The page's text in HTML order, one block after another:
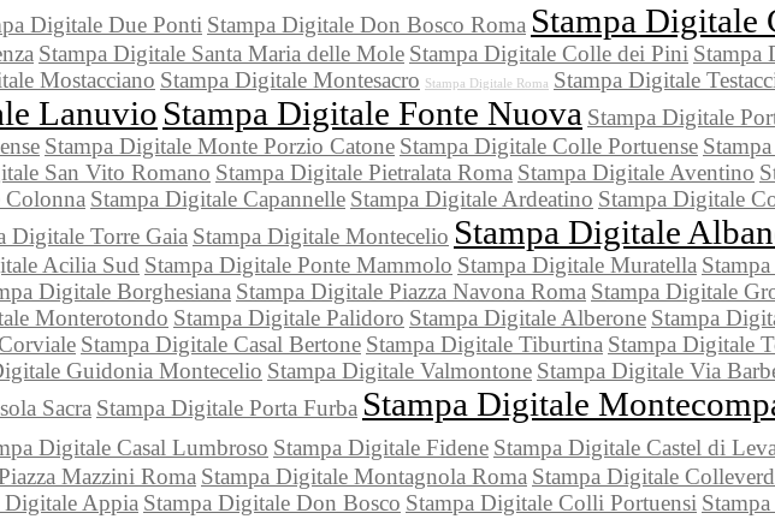
Digitale Due Ponti Stampa Digitale Don Bosco Roma Stampa Digitale
Stampa Digitale Santa Maria delle Mole Stampa Digitale Colle dei Pini Stampa
Mostacciano Stampa Digitale Montesacro Stampa Digitale Roma Stampa Digitale
Lanuvio Stampa Digitale Fonte Nuova Stampa Digitale
Stampa Digitale Monte Porzio Catone Stampa Digitale Colle Portuense
San Vito Romano Stampa Digitale Pietralata Roma Stampa Digitale Aventino
Colonna Stampa Digitale Capannelle Stampa Digitale Ardeatino Stampa Digitale
Digitale Torre Gaia Stampa Digitale Montecelio Stampa Digitale
Acilia Sud Stampa Digitale Ponte Mammolo Stampa Digitale Muratella
Digitale Borghesiana Stampa Digitale Piazza Navona Roma Stampa Digitale
Monterotondo Stampa Digitale Palidoro Stampa Digitale Alberone Stampa
Stampa Digitale Casal Bertone Stampa Digitale Tiburtina Stampa Digitale
Guidonia Montecelio Stampa Digitale Valmontone Stampa Digitale Via
Sacra Stampa Digitale Porta Furba Stampa Digitale
Digitale Casal Lumbroso Stampa Digitale Fidene Stampa Digitale Castel di
Mazzini Roma Stampa Digitale Montagnola Roma Stampa Digitale
Digitale Appia Stampa Digitale Don Bosco Stampa Digitale Colli Portuensi